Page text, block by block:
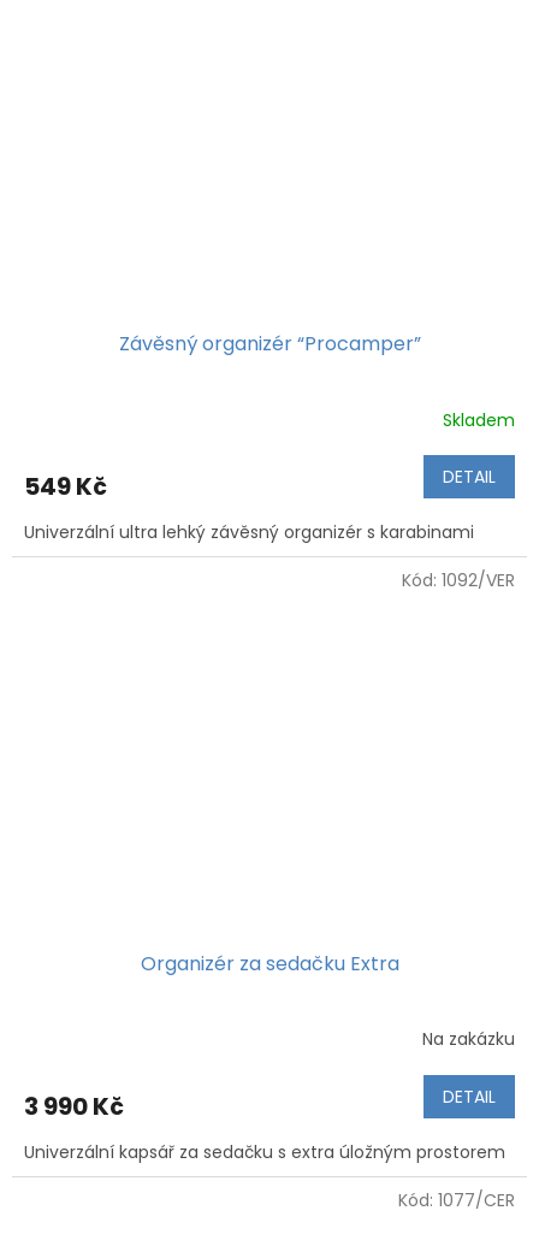
Závěsný organizér “Procamper”
je
z
5
Skladem
549 Kč DETAIL
Univerzální ultra lehký závěsný organizér s karabinami
Organizér za sedačku Extra
Na zakázku
3 990 Kč DETAIL
Univerzální kapsář za sedačku s extra úložným prostorem
Kód: 1092/VER
Kód: 1077/CER